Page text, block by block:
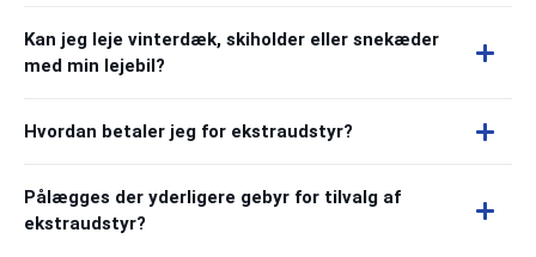
Kan jeg leje vinterdæk, skiholder eller snekæder
med min lejebil?
Hvordan betaler jeg for ekstraudstyr?
Pålægges der yderligere gebyr for tilvalg af
ekstraudstyr?